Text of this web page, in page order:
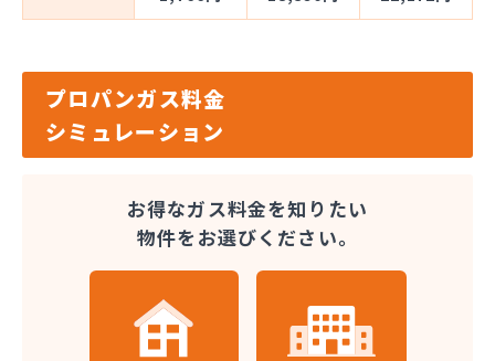
プロパンガス料金
シミュレーション
お得なガス料金を知りたい
物件をお選びください。